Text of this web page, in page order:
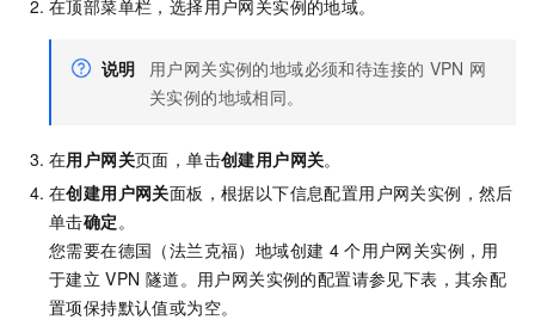
在顶部菜单栏，选择用户网关实例的地域。
说明 用户网关实例的地域必须和待连接的 VPN 网
关实例的地域相同。
在用户网关页面，单击创建用户网关。
在创建用户网关面板，根据以下信息配置用户网关实例，然后
单击确定 。
您需要在德国（法兰克福）地域创建 4 个用户网关实例，用
于建立 VPN 隧道。用户网关实例的配置请参见下表，其余配
置项保持默认值或为空。